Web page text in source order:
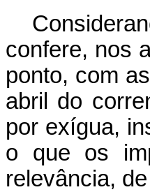
confere, nos
ponto, com
abril do
por exígua,
o que os
relevância,